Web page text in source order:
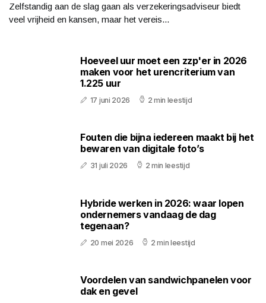
Zelfstandig aan de slag gaan als verzekeringsadviseur biedt
veel vrijheid en kansen, maar het vereis...
Hoeveel uur moet een zzp'er in 2026
maken voor het urencriterium van
1.225 uur
17 juni 2026 2 min leestijd
Fouten die bijna iedereen maakt bij het
bewaren van digitale foto’s
31 juli 2026 2 min leestijd
Hybride werken in 2026: waar lopen
ondernemers vandaag de dag
tegenaan?
20 mei 2026 2 min leestijd
Voordelen van sandwichpanelen voor
dak en gevel